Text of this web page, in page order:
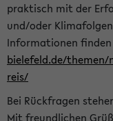
praktisch mit der
und/oder
Informationen finden
bielefeld.de/
reis/
Bei Rückfragen
Mit freundlichen